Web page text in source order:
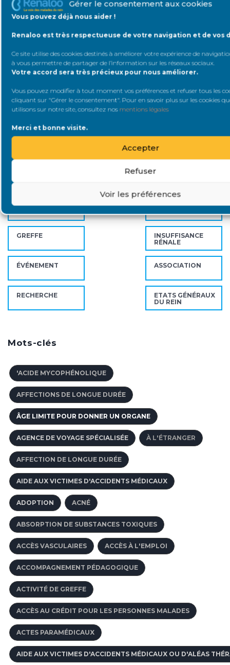
Gérer le consentement aux cookies
Vous pouvez déjà nous aider !
Renaloo est très respectueuse de votre navigation et de vos
Ce site utilise des cookies destinés à améliorer votre expérience de
à vous permettre de partager de l’information sur les réseaux sociaux.
Votre accord sera très précieux pour nous améliorer.
Vous pouvez modifier à tout moment vos préférences et refuser tous les
cliquant sur "Gérer le consentement". Pour en savoir plus sur les cookies
utilisons sur notre site, consultez nos mentions légales
Merci et bonne visite.
Accepter
Refuser
Voir les préférences
INFORMER &
SOUTENIR
COVID19
PLAIDOYER
ZA LA UNE
MALADIES RÉNALES RENCONTRE
GREFFE
INSUFFISANCE
RÉNALE
ÉVÉNEMENT ASSOCIATION
RECHERCHE
ETATS GÉNÉRAUX
DU REIN
Mots-clés
'ACIDE MYCOPHÉNOLIQUE
AFFECTIONS DE LONGUE DURÉE
ÂGE LIMITE POUR DONNER UN ORGANE
AGENCE DE VOYAGE SPÉCIALISÉE À L'ÉTRANGER
AFFECTION DE LONGUE DURÉE
AIDE AUX VICTIMES D'ACCIDENTS MÉDICAUX
ADOPTION ACNÉ
ABSORPTION DE SUBSTANCES TOXIQUES
ACCÈS VASCULAIRES ACCÈS À L'EMPLOI
ACCOMPAGNEMENT PÉDAGOGIQUE
ACTIVITÉ DE GREFFE
ACCÈS AU CRÉDIT POUR LES PERSONNES MALADES
ACTES PARAMÉDICAUX
AIDE AUX VICTIMES D'ACCIDENTS MÉDICAUX OU D'ALÉAS